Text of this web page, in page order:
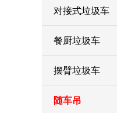
对接式垃圾车
餐厨垃圾车
摆臂垃圾车
随车吊